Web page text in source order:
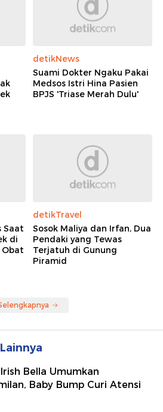
detikNews
Suami Dokter Ngaku Pakai
Medsos Istri Hina Pasien
BPJS 'Triase Merah Dulu'
Saat
di
Obat
detikTravel
Sosok Maliya dan Irfan, Dua
Pendaki yang Tewas
Terjatuh di Gunung
Piramid
Bella Umumkan
Baby Bump Curi Atensi